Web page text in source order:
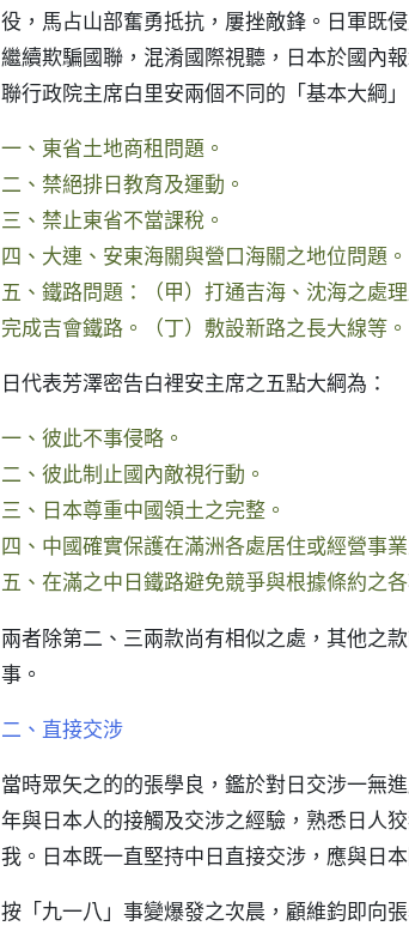
役，馬占山部奮勇抵抗，屢挫敵鋒。日軍既
繼續欺騙國聯，混淆國際視聽，日本於國內
聯行政院主席白里安兩個不同的「基本大綱
一、東省土地商租問題。
二、禁絕排日教育及運動。
三、禁止東省不當課稅。
四、大連、安東海關與營口海關之地位問題。
五、鐵路問題：（甲）打通吉海、沈海之處
完成吉會鐵路。（丁）敷設新路之長大線等。
日代表芳澤密告白裡安主席之五點大綱為：
一、彼此不事侵略。
二、彼此制止國內敵視行動。
三、日本尊重中國領土之完整。
四、中國確實保護在滿洲各處居住或經營事業
五、在滿之中日鐵路避免競爭與根據條約之
兩者除第二、三兩款尚有相似之處，其他之
事。
二、直接交涉
當時眾矢之的的張學良，鑑於對日交涉一無
年與日本人的接觸及交涉之經驗，熟悉日人
我。日本既一直堅持中日直接交涉，應與日
按「九一八」事變爆發之次晨，顧維鈞即向